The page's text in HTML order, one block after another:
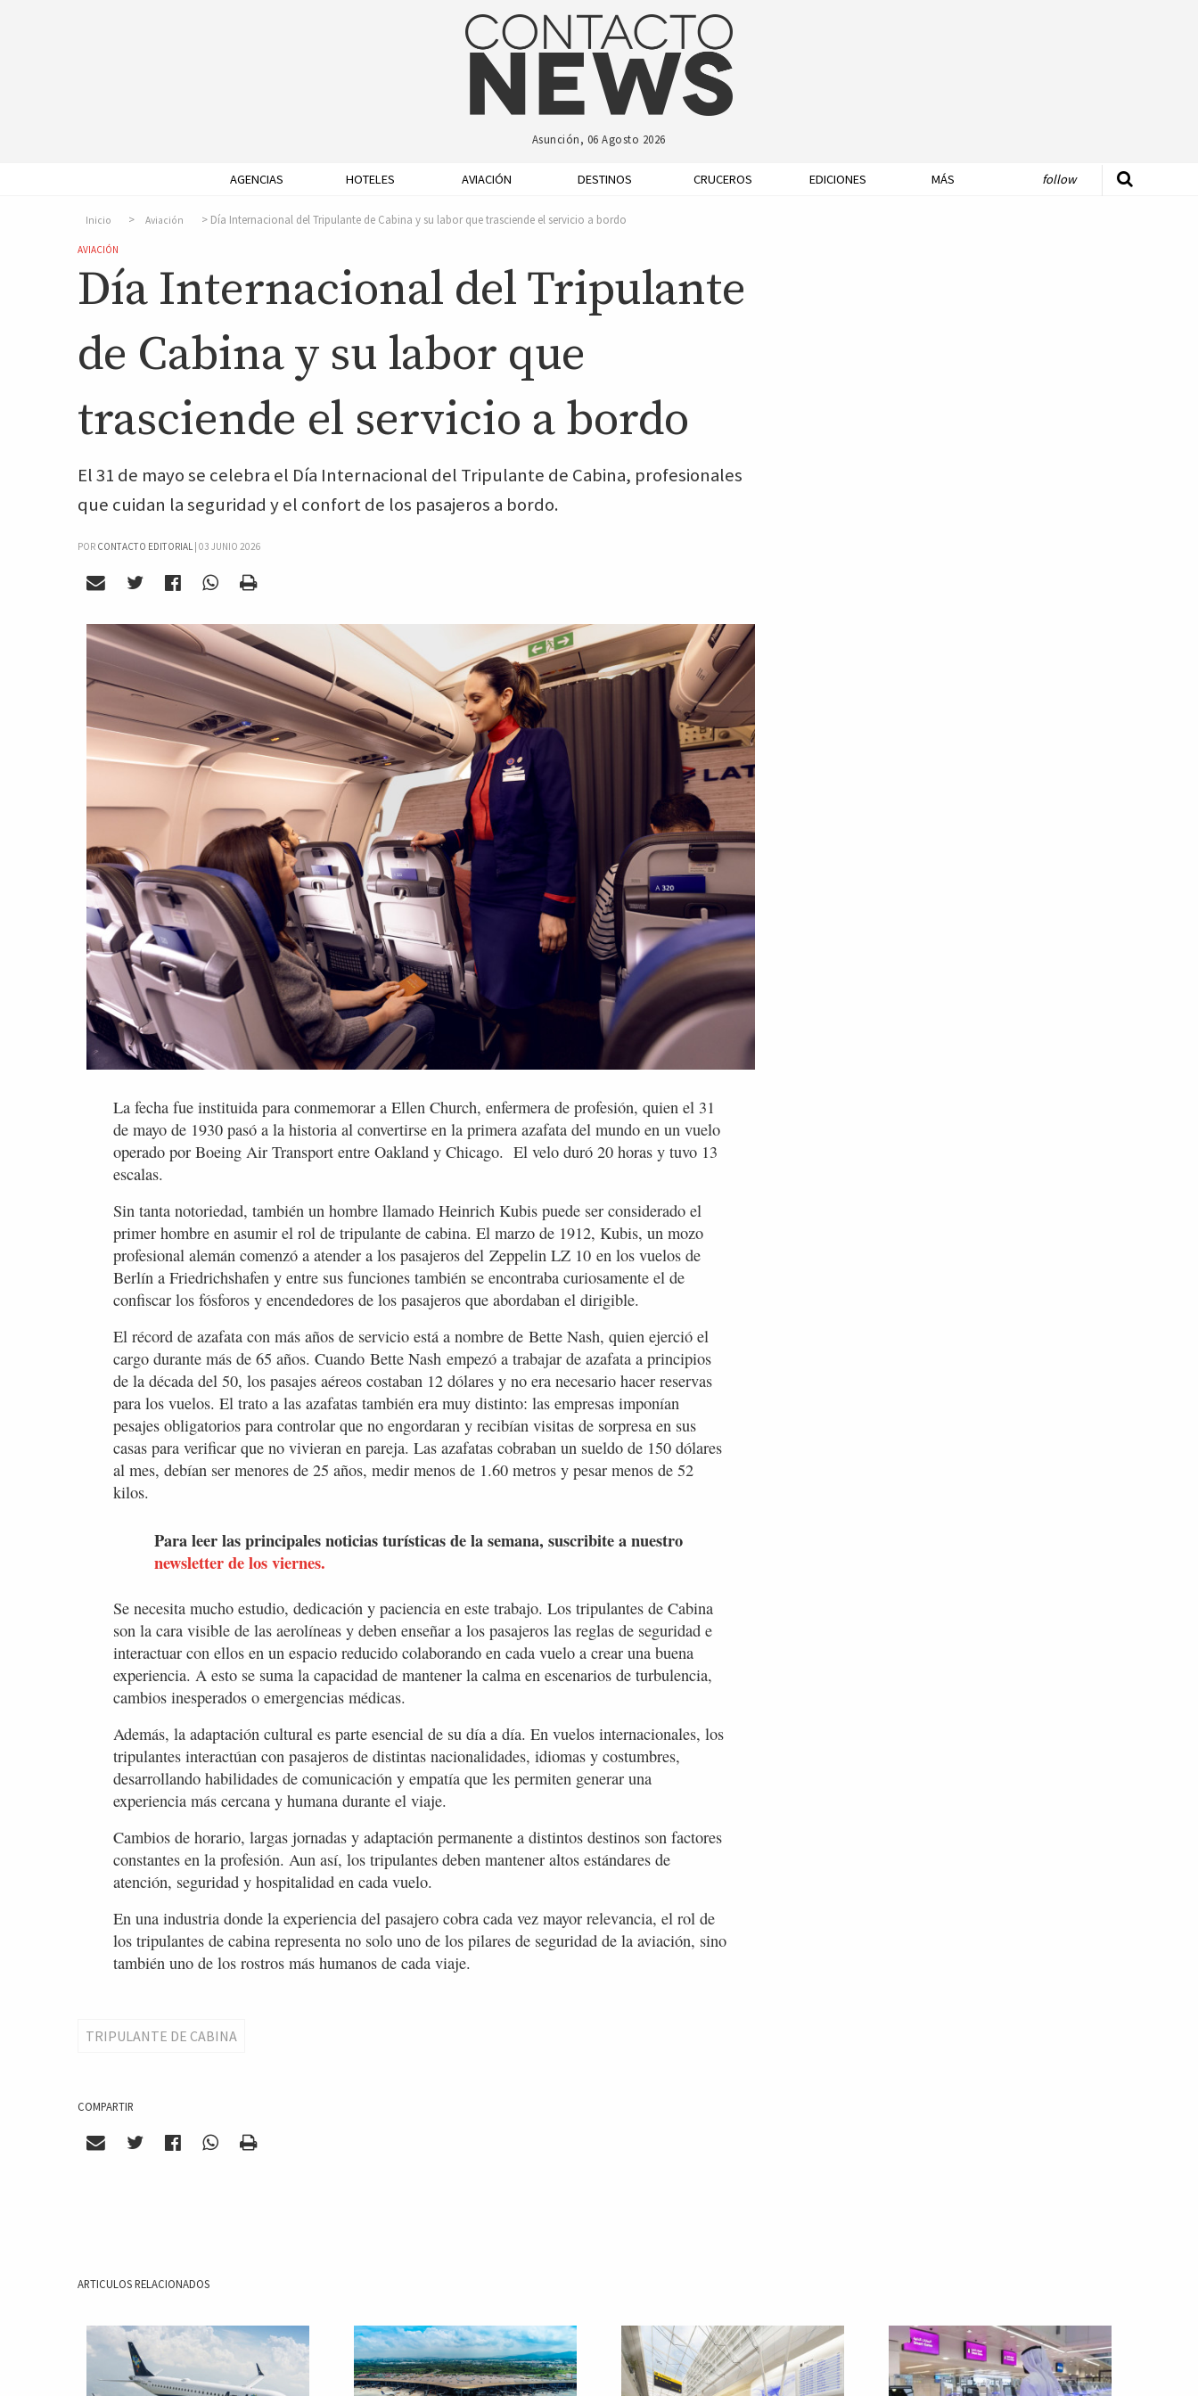
Asunción, 06 Agosto 2026
AGENCIAS HOTELES AVIACIÓN DESTINOS CRUCEROS EDICIONES MÁS follow
Inicio Aviación Día Internacional del Tripulante de Cabina y su labor que trasciende el servicio a bordo
AVIACIÓN
Día Internacional del Tripulante
de Cabina y su labor que
trasciende el servicio a bordo
El 31 de mayo se celebra el Día Internacional del Tripulante de Cabina, profesionales
que cuidan la seguridad y el confort de los pasajeros a bordo.
POR CONTACTO EDITORIAL | 03 JUNIO 2026
La fecha fue instituida para conmemorar a Ellen Church, enfermera de profesión, quien el 31
de mayo de 1930 pasó a la historia al convertirse en la primera azafata del mundo en un vuelo
operado por Boeing Air Transport entre Oakland y Chicago. El velo duró 20 horas y tuvo 13
escalas.
Sin tanta notoriedad, también un hombre llamado Heinrich Kubis puede ser considerado el
primer hombre en asumir el rol de tripulante de cabina. El marzo de 1912, Kubis, un mozo
profesional alemán comenzó a atender a los pasajeros del Zeppelin LZ 10 en los vuelos de
Berlín a Friedrichshafen y entre sus funciones también se encontraba curiosamente el de
confiscar los fósforos y encendedores de los pasajeros que abordaban el dirigible.
El récord de azafata con más años de servicio está a nombre de Bette Nash, quien ejerció el
cargo durante más de 65 años. Cuando Bette Nash empezó a trabajar de azafata a principios
de la década del 50, los pasajes aéreos costaban 12 dólares y no era necesario hacer reservas
para los vuelos. El trato a las azafatas también era muy distinto: las empresas imponían
pesajes obligatorios para controlar que no engordaran y recibían visitas de sorpresa en sus
casas para verificar que no vivieran en pareja. Las azafatas cobraban un sueldo de 150 dólares
al mes, debían ser menores de 25 años, medir menos de 1.60 metros y pesar menos de 52
kilos.
Para leer las principales noticias turísticas de la semana, suscribite a nuestro
newsletter de los viernes.
Se necesita mucho estudio, dedicación y paciencia en este trabajo. Los tripulantes de Cabina
son la cara visible de las aerolíneas y deben enseñar a los pasajeros las reglas de seguridad e
interactuar con ellos en un espacio reducido colaborando en cada vuelo a crear una buena
experiencia. A esto se suma la capacidad de mantener la calma en escenarios de turbulencia,
cambios inesperados o emergencias médicas.
Además, la adaptación cultural es parte esencial de su día a día. En vuelos internacionales, los
tripulantes interactúan con pasajeros de distintas nacionalidades, idiomas y costumbres,
desarrollando habilidades de comunicación y empatía que les permiten generar una
experiencia más cercana y humana durante el viaje.
Cambios de horario, largas jornadas y adaptación permanente a distintos destinos son factores
constantes en la profesión. Aun así, los tripulantes deben mantener altos estándares de
atención, seguridad y hospitalidad en cada vuelo.
En una industria donde la experiencia del pasajero cobra cada vez mayor relevancia, el rol de
los tripulantes de cabina representa no solo uno de los pilares de seguridad de la aviación, sino
también uno de los rostros más humanos de cada viaje.
TRIPULANTE DE CABINA
COMPARTIR
ARTICULOS RELACIONADOS